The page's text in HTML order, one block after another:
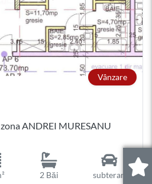
Vânzare
ANDREI MURESANU
2 Băi subteran